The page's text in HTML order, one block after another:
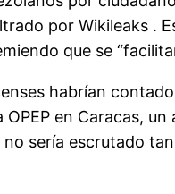
por Wikileaks .
que se
habrían
en Caracas,
sería escrutado